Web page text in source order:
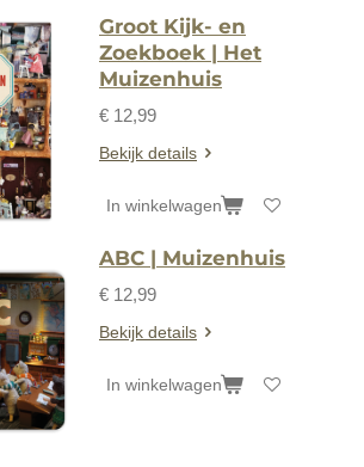
Groot Kijk- en
Zoekboek | Het
Muizenhuis
€ 12,99
Bekijk details
In winkelwagen
ABC | Muizenhuis
€ 12,99
Bekijk details
In winkelwagen